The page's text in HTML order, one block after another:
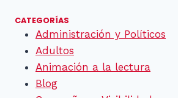
página
CATEGORÍAS
Administración y Políticos
Adultos
Animación a la lectura
Blog